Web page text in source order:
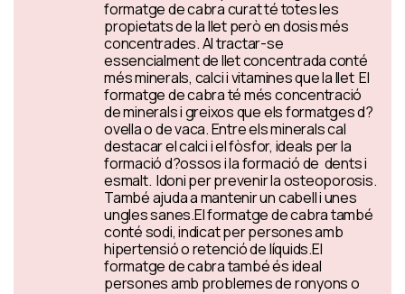
formatge de cabra curat té totes les
propietats de la llet però en dosis més
concentrades. Al tractar-se
essencialment de llet concentrada conté
més minerals, calci i vitamines que la llet El
formatge de cabra té més concentració
de minerals i greixos que els formatges d?
ovella o de vaca. Entre els minerals cal
destacar el calci i el fòsfor, ideals per la
formació d?ossos i la formació de dents i
esmalt. Idoni per prevenir la osteoporosis.
També ajuda a mantenir un cabell i unes
ungles sanes.El formatge de cabra també
conté sodi, indicat per persones amb
hipertensió o retenció de líquids.El
formatge de cabra també és ideal
persones amb problemes de ronyons o